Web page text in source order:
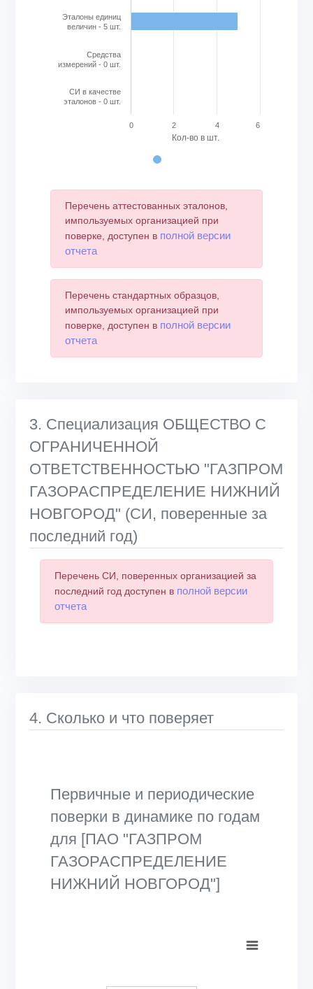
Кол-во в шт.
Эталоны единиц
величин - 5 шт.
Cредства
измерений - 0 шт.
СИ в качестве
эталонов - 0 шт.
0 2 4 6
Перечень аттестованных эталонов,
импользуемых организацией при
поверке, доступен в полной версии
отчета
Перечень стандартных образцов,
импользуемых организацией при
поверке, доступен в полной версии
отчета
3. Специализация ОБЩЕСТВО С
ОГРАНИЧЕННОЙ
ОТВЕТСТВЕННОСТЬЮ "ГАЗПРОМ
ГАЗОРАСПРЕДЕЛЕНИЕ НИЖНИЙ
НОВГОРОД" (СИ, поверенные за
последний год)
Перечень СИ, поверенных организацией за
последний год доступен в полной версии
отчета
4. Сколько и что поверяет
Первичные и периодические
поверки в динамике по годам
для [ПАО "ГАЗПРОМ
ГАЗОРАСПРЕДЕЛЕНИЕ
НИЖНИЙ НОВГОРОД"]